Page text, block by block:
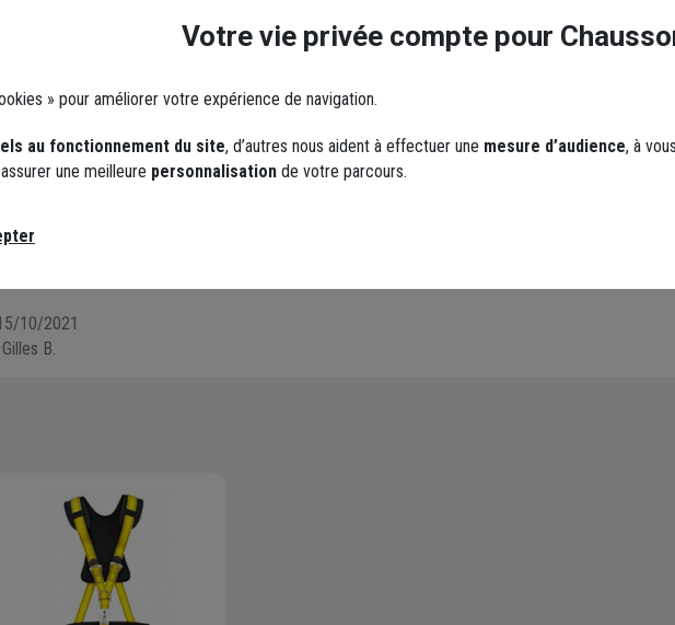
bon rapport qualité/prix, conforme à la fiche
en pente. Toutefois il est inadmissible de ne pas
10/2021
B.
5 / 5
Conforme à fiche produit. Simplement parfait.
Votre vie privée compte pour
» pour améliorer votre expérience de navigation.
au fonctionnement du site, d’autres nous aident à effectuer une mesure d’audience, à
une meilleure personnalisation de votre parcours.